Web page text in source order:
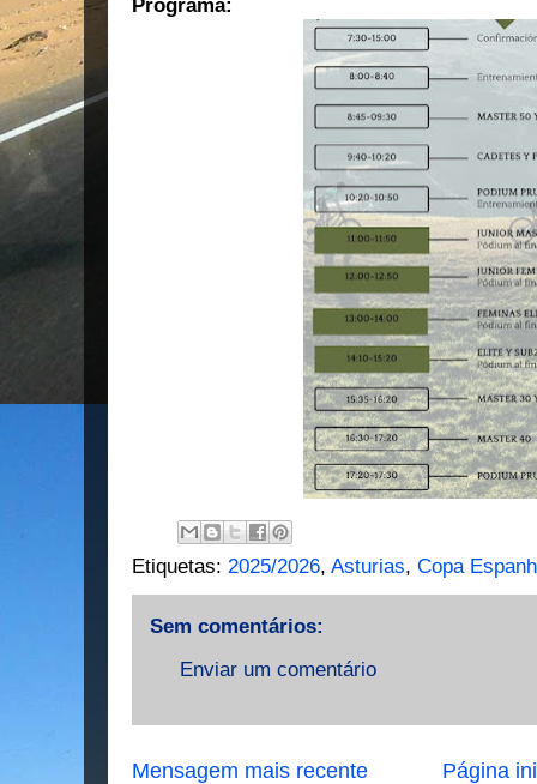
Programa:
Etiquetas: 2025/2026, Asturias, Copa
Sem comentários:
Enviar um comentário
Mensagem mais recente Página